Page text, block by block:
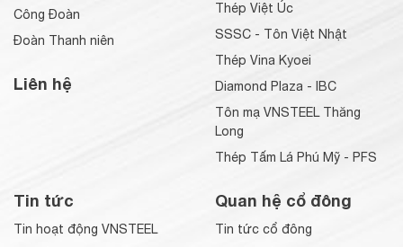
Công Đoàn
Đoàn Thanh niên
Liên hệ
Thép Việt Úc
SSSC - Tôn Việt Nhật
Thép Vina Kyoei
Diamond Plaza - IBC
Tôn mạ VNSTEEL Thăng
Long
Thép Tấm Lá Phú Mỹ - PFS
Tin tức
Tin hoạt động VNSTEEL
Quan hệ cổ đông
Tin tức cổ đông